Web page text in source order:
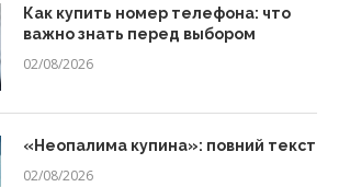
Как купить номер телефона: что
важно знать перед выбором
02/08/2026
«Неопалима купина»: повний текст
02/08/2026